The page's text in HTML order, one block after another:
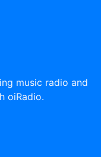
music radio and
oiRadio.